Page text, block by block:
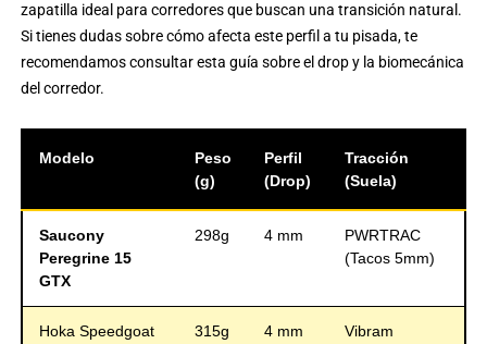
zapatilla ideal para corredores que buscan una transición natural.
Si tienes dudas sobre cómo afecta este perfil a tu pisada, te
recomendamos consultar esta guía sobre el drop y la biomecánica
del corredor.
Modelo
Peso
(g)
Perfil
(Drop)
Tracción
(Suela)
Saucony
Peregrine 15
GTX
298g 4 mm
PWRTRAC
(Tacos 5mm)
Hoka Speedgoat 315g 4 mm Vibram